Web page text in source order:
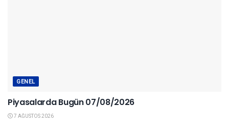
GENEL
Piyasalarda Bugün 07/08/2026
7 AĞUSTOS 2026